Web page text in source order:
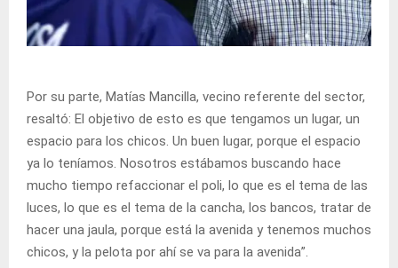
Por su parte, Matías Mancilla, vecino referente del sector,
resaltó: El objetivo de esto es que tengamos un lugar, un
espacio para los chicos. Un buen lugar, porque el espacio
ya lo teníamos. Nosotros estábamos buscando hace
mucho tiempo refaccionar el poli, lo que es el tema de las
luces, lo que es el tema de la cancha, los bancos, tratar de
hacer una jaula, porque está la avenida y tenemos muchos
chicos, y la pelota por ahí se va para la avenida”.